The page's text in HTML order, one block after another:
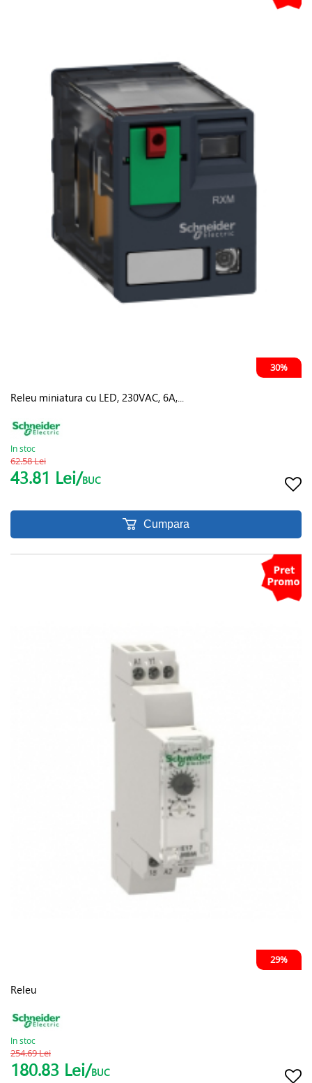
30%
Releu miniatura cu LED, 230VAC, 6A,...
In stoc
62.58 Lei
43.81 Lei/BUC
Cumpara
29%
Releu
In stoc
254.69 Lei
180.83 Lei/BUC